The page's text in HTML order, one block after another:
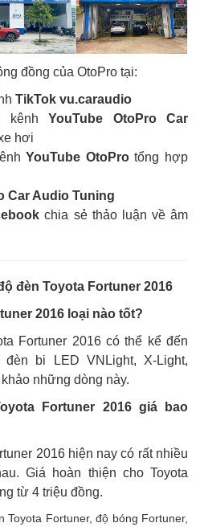
đồng của OtoPro tại:
TikTok vu.caraudio
kênhYouTube OtoPro Car
hơi
YouTube OtoProtổng hợp
Car Audio Tuning
chia sẻ thảo luận về âm
đèn Toyota Fortuner 2016
2016 loại nào tốt?
Fortuner 2016 có thể kể đến
bi LED VNLight, X-Light,
những dòng này.
Fortuner 2016 giá bao
2016 hiện nay có rất nhiều
Giá hoàn thiện cho Toyota
từ 4 triệu đồng.
Toyota Fortuner,độ bóng Fortuner,